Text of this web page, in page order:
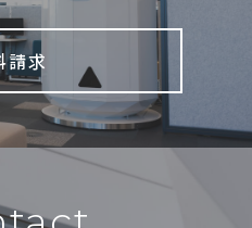
請求